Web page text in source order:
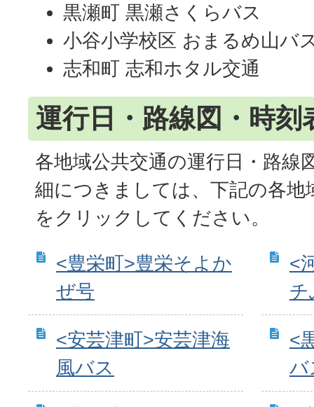
黒瀬町 黒瀬さくらバス
小谷小学校区 おまるめ山バ
志和町 志和ホタル交通
運行日・路線図・時刻
各地域公共交通の運行日・路線
細につきましては、下記の各地
をクリックしてください。
<豊栄町>豊栄そよか
ぜ号
<
チ
<安芸津町>安芸津海
風バス
<
バ